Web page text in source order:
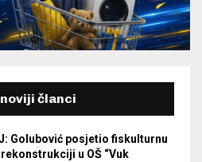
članci
Golubović posjetio fiskulturnu
u OŠ “Vuk